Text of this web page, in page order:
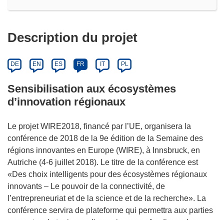
Description du projet
DE EN ES FR IT PL
Sensibilisation aux écosystèmes
d’innovation régionaux
Le projet WIRE2018, financé par l’UE, organisera la
conférence de 2018 de la 9e édition de la Semaine des
régions innovantes en Europe (WIRE), à Innsbruck, en
Autriche (4-6 juillet 2018). Le titre de la conférence est
«Des choix intelligents pour des écosystèmes régionaux
innovants – Le pouvoir de la connectivité, de
l’entrepreneuriat et de la science et de la recherche». La
conférence servira de plateforme qui permettra aux parties